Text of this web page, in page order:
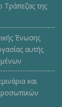
Τράπεζας της
Ένωσης
αυτής
και